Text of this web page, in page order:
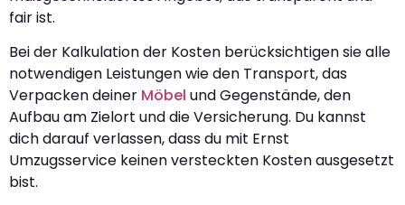
fair ist.
Bei der Kalkulation der Kosten berücksichtigen sie alle
notwendigen Leistungen wie den Transport, das
Verpacken deiner Möbel und Gegenstände, den
Aufbau am Zielort und die Versicherung. Du kannst
dich darauf verlassen, dass du mit Ernst
Umzugsservice keinen versteckten Kosten ausgesetzt
bist.